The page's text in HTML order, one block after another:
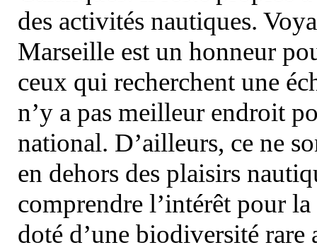
des activités nautiques.
Marseille est un honneur
ceux qui recherchent une
n’y a pas meilleur endroit
national. D’ailleurs, ce ne
en dehors des plaisirs
comprendre l’intérêt pour
doté d’une biodiversité